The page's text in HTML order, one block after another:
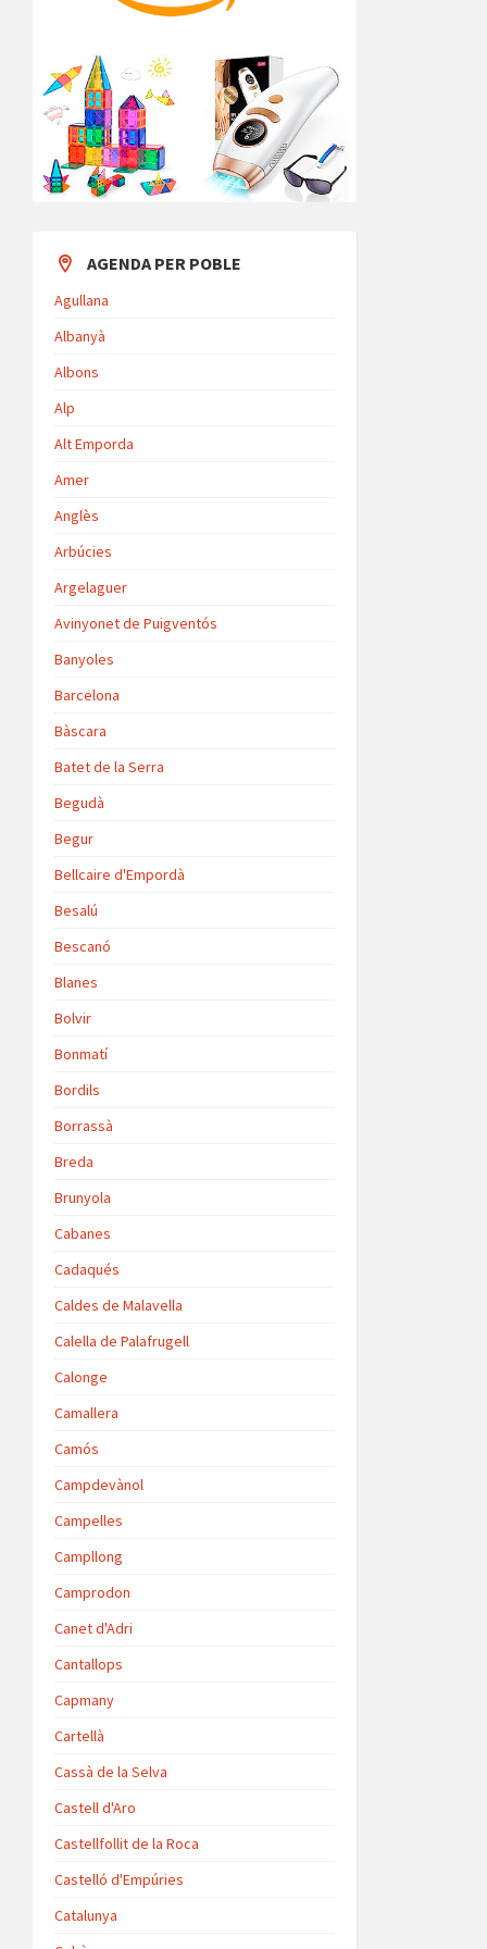
AGENDA PER POBLE
Agullana
Albanyà
Albons
Alp
Alt Emporda
Amer
Anglès
Arbúcies
Argelaguer
Avinyonet de Puigventós
Banyoles
Barcelona
Bàscara
Batet de la Serra
Begudà
Begur
Bellcaire d'Empordà
Besalú
Bescanó
Blanes
Bolvir
Bonmatí
Bordils
Borrassà
Breda
Brunyola
Cabanes
Cadaqués
Caldes de Malavella
Calella de Palafrugell
Calonge
Camallera
Camós
Campdevànol
Campelles
Campllong
Camprodon
Canet d'Adri
Cantallops
Capmany
Cartellà
Cassà de la Selva
Castell d'Aro
Castellfollit de la Roca
Castelló d'Empúries
Catalunya